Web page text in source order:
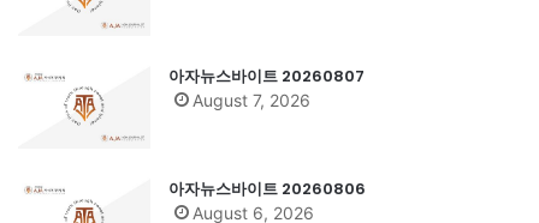
아자뉴스바이트 20260807
August 7, 2026
아자뉴스바이트 20260806
August 6, 2026